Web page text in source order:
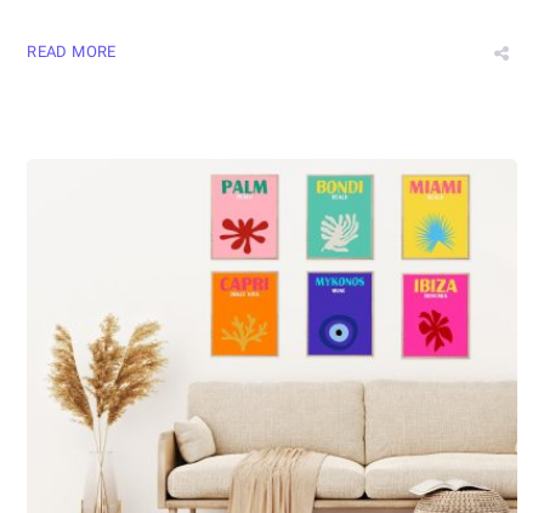
READ MORE